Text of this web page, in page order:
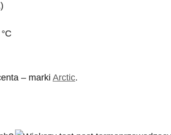
– marki Arctic.